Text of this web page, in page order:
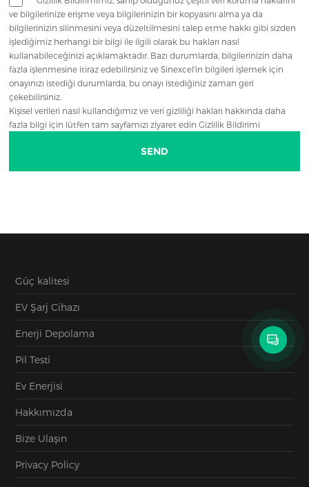
ve bilgilerinize erişme veya bilgilerinizin bir kopyasını alma ya da
bilgilerinizin silinmesini veya düzeltilmesini talep etme hakkı gibi sizden
işlediğimiz herhangi bir bilgi ile ilgili olarak bu hakları nasıl
kullanabileceğinizi açıklamaktadır. Bazı durumlarda, bilgilerinizin daha
fazla işlenmesine itiraz edebilirsiniz ve Sinexcel'in bilgileri işlemek için
onayınızı istediği durumlarda, bu onayı istediğiniz zaman geri
çekebilirsiniz.
Kişisel verileri nasıl kullandığımız ve veri gizliliği hakları hakkında daha
fazla bilgi için lütfen tam sayfamızı ziyaret edin Gizlilik Bildirimi
Güç kalitesi
EV Şarj Cihazı
Enerji Depolama
Pil Testi
Ev Enerjisi
Hakkımızda
Bize Ulaşın
Privacy Policy